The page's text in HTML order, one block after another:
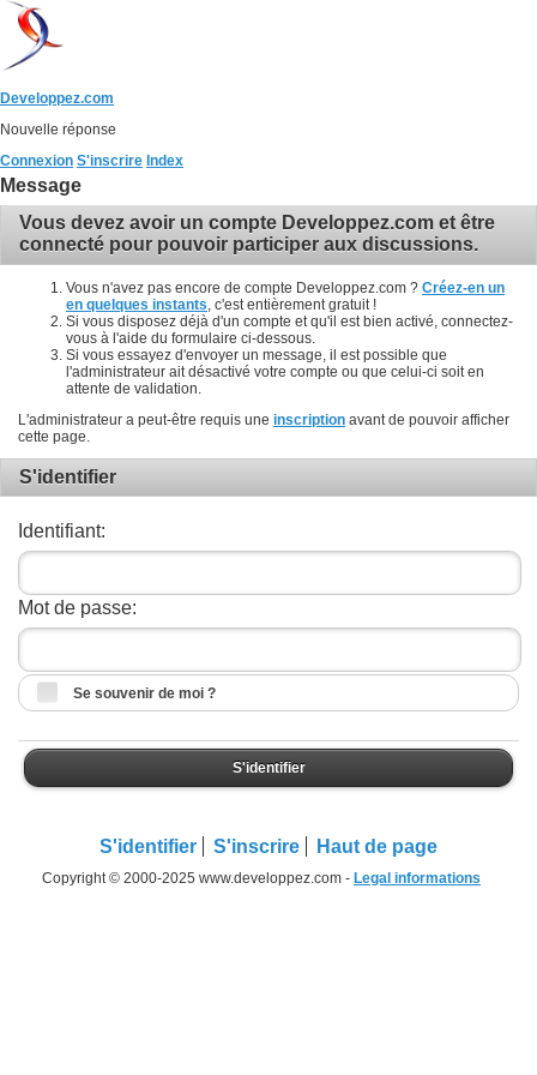
Developpez.com
Nouvelle réponse
Connexion S'inscrire Index
Message
Vous devez avoir un compte Developpez.com et être
connecté pour pouvoir participer aux discussions.
Vous n'avez pas encore de compte Developpez.com ? Créez-en un
en quelques instants , c'est entièrement gratuit !
Si vous disposez déjà d'un compte et qu'il est bien activé, connectez-
vous à l'aide du formulaire ci-dessous.
Si vous essayez d'envoyer un message, il est possible que
l'administrateur ait désactivé votre compte ou que celui-ci soit en
attente de validation.
L'administrateur a peut-être requis une inscription avant de pouvoir afficher
cette page.
S'identifier
Identifiant:
Mot de passe:
Se souvenir de moi ?
S'identifier
S'identifier S'inscrire Haut de page
Copyright © 2000-2025 www.developpez.com - Legal informations